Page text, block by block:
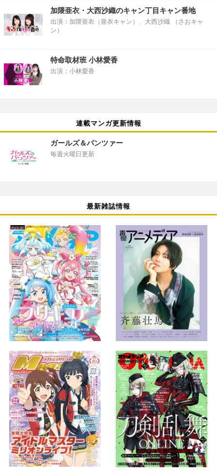
加隈亜衣・大西沙織のキャン丁目キャン番地
出演：加隈亜衣（亜衣キャン）、大西沙織 （さおキャ
ン）
特命取材班 小林愛香
出演：小林愛香
連載マンガ更新情報
ガールズ＆パンツァー
毎週火曜日更新
最新雑誌情報